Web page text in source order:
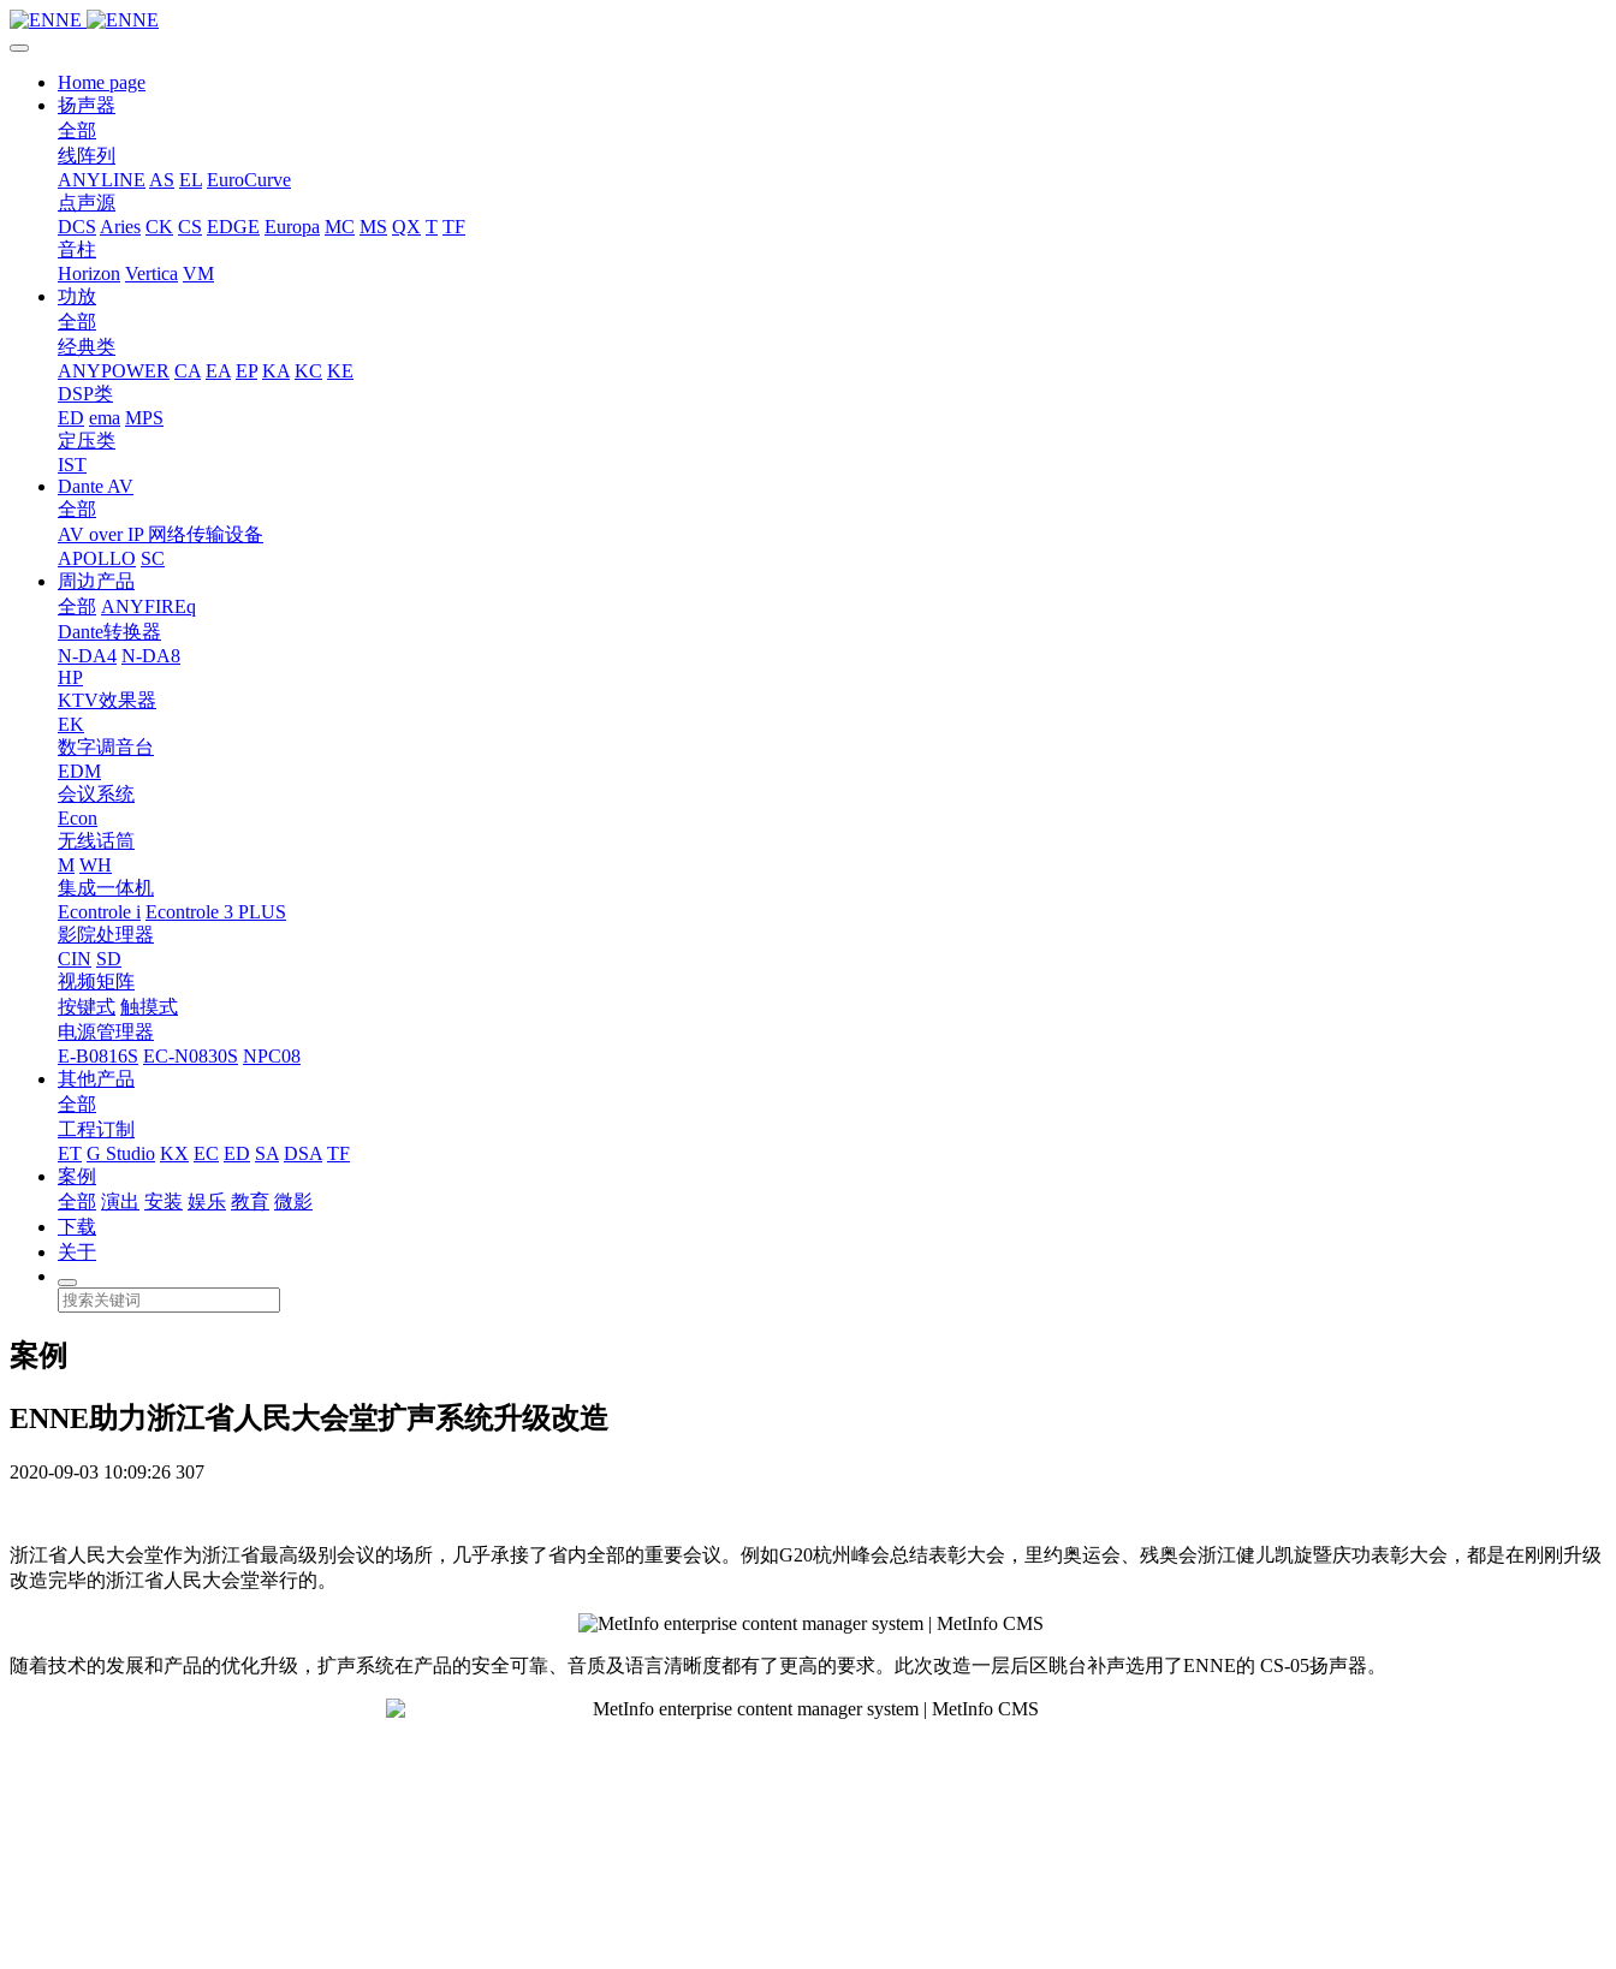
Home page
扬声器
全部
线阵列
ANYLINE AS EL EuroCurve
点声源
DCS Aries CK CS EDGE Europa MC MS QX T TF
音柱
Horizon Vertica VM
功放
全部
经典类
ANYPOWER CA EA EP KA KC KE
DSP类
ED ema MPS
定压类
IST
Dante AV
全部
AV over IP 网络传输设备
APOLLO SC
周边产品
全部 ANYFIREq
Dante转换器
N-DA4 N-DA8
HP
KTV效果器
EK
数字调音台
EDM
会议系统
Econ
无线话筒
M WH
集成一体机
Econtrole i Econtrole 3 PLUS
影院处理器
CIN SD
视频矩阵
按键式 触摸式
电源管理器
E-B0816S EC-N0830S NPC08
其他产品
全部
工程订制
ET G Studio KX EC ED SA DSA TF
案例
全部 演出 安装 娱乐 教育 微影
下载
关于
案例
ENNE助力浙江省人民大会堂扩声系统升级改造
2020-09-03 10:09:26 307
浙江省人民大会堂作为浙江省最高级别会议的场所，几乎承接了省内全部的重要会议。例如G20杭州峰会总结表彰大会，里约奥运会、残奥会浙江健儿凯旋暨庆功表彰大会，都是在刚刚升级
改造完毕的浙江省人民大会堂举行的。
随着技术的发展和产品的优化升级，扩声系统在产品的安全可靠、音质及语言清晰度都有了更高的要求。此次改造一层后区眺台补声选用了ENNE的 CS-05扬声器。